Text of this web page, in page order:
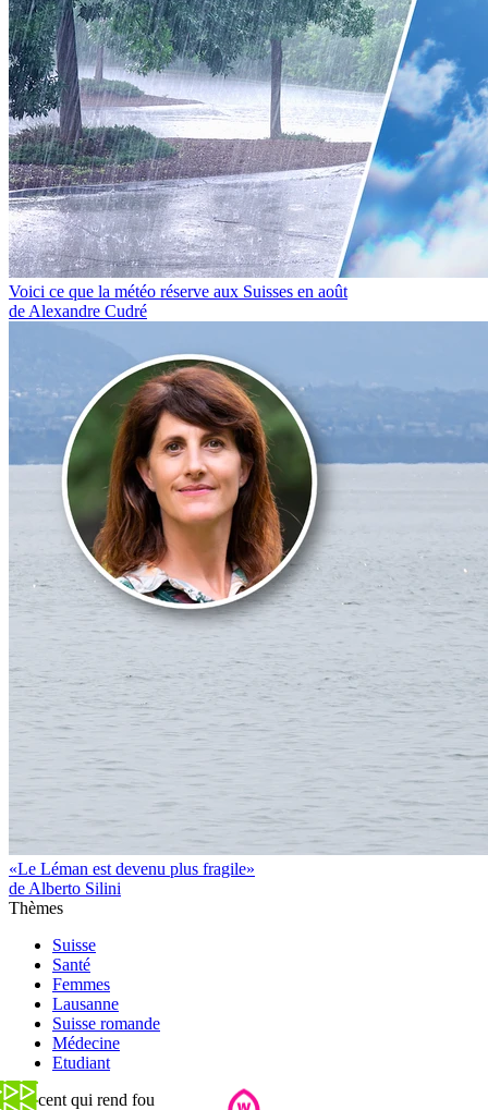
Voici ce que la météo réserve aux Suisses en août
de Alexandre Cudré
«Le Léman est devenu plus fragile»
de Alberto Silini
Thèmes
Suisse
Santé
Femmes
Lausanne
Suisse romande
Médecine
Etudiant
L'accent qui rend fou